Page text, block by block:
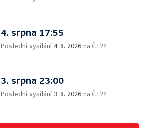
4. srpna 17:55
Poslední vysílání4. 8. 2026 na ČT24
3. srpna 23:00
Poslední vysílání3. 8. 2026 na ČT24